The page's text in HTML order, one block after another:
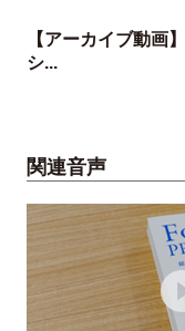
【アーカイブ動画
シ...
関連音声